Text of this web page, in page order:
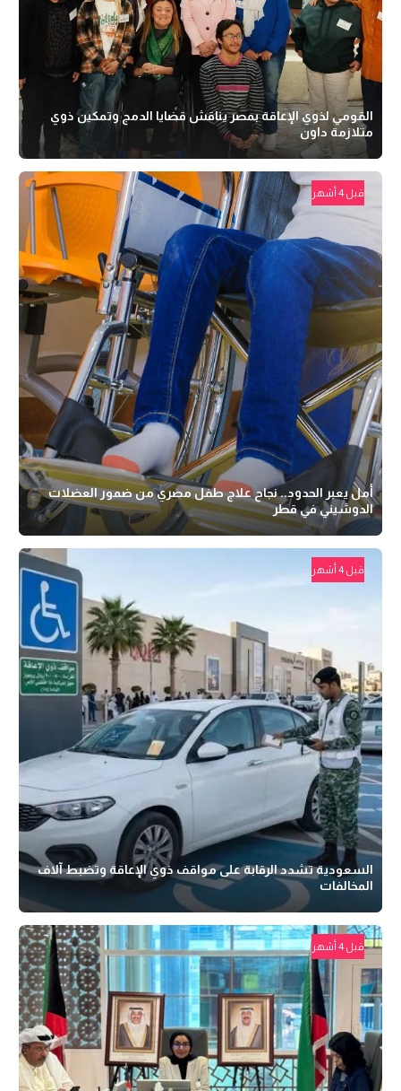
القومي لذوي الإعاقة بمصر يناقش قضايا الدمج وتمكين ذوي
متلازمة داون
قبل 4 أشهر
أمل يعبر الحدود.. نجاح علاج طفل مصري من ضمور العضلات
الدوشيني في قطر
قبل 4 أشهر
السعودية تشدد الرقابة على مواقف ذوي الإعاقة وتضبط آلاف
المخالفات
قبل 4 أشهر